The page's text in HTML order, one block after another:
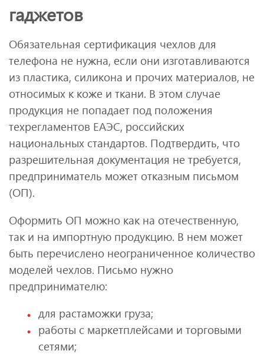
гаджетов
Обязательная сертификация чехлов для
телефона не нужна, если они изготавливаются
из пластика, силикона и прочих материалов, не
относимых к коже и ткани. В этом случае
продукция не попадает под положения
техрегламентов ЕАЭС, российских
национальных стандартов. Подтвердить, что
разрешительная документация не требуется,
предприниматель может отказным письмом
(ОП).
Оформить ОП можно как на отечественную,
так и на импортную продукцию. В нем может
быть перечислено неограниченное количество
моделей чехлов. Письмо нужно
предпринимателю:
для растаможки груза;
работы с маркетплейсами и торговыми
сетями;